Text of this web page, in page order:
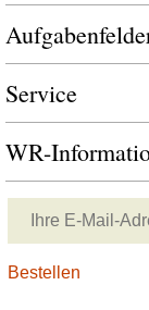
Service
WR-